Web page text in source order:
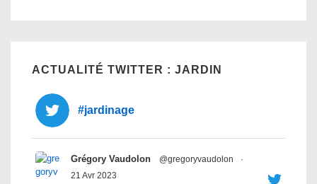
ACTUALITÉ TWITTER : JARDIN
#jardinage
Grégory Vaudolon @gregoryvaudolon
·
21 Avr 2023